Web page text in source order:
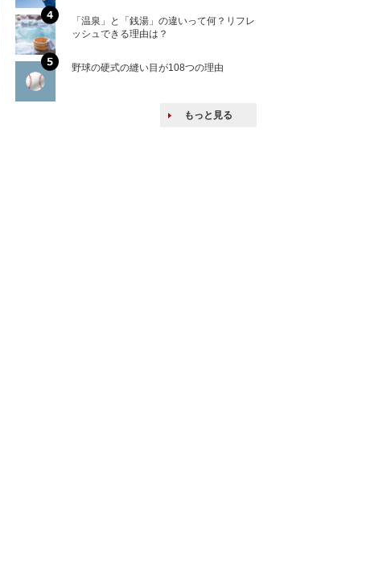
「温泉」と「銭湯」の違いって何？リフレ
ッシュできる理由は？
野球の硬式の縫い目が108つの理由
もっと見る